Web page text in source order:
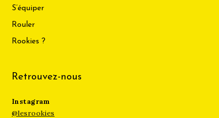
S’équiper
Rouler
Rookies ?
Retrouvez-nous
Instagram
@lesrookies